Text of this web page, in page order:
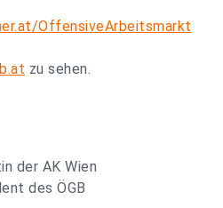
OffensiveArbeitsmarkt
zu sehen.
der AK Wien
des ÖGB